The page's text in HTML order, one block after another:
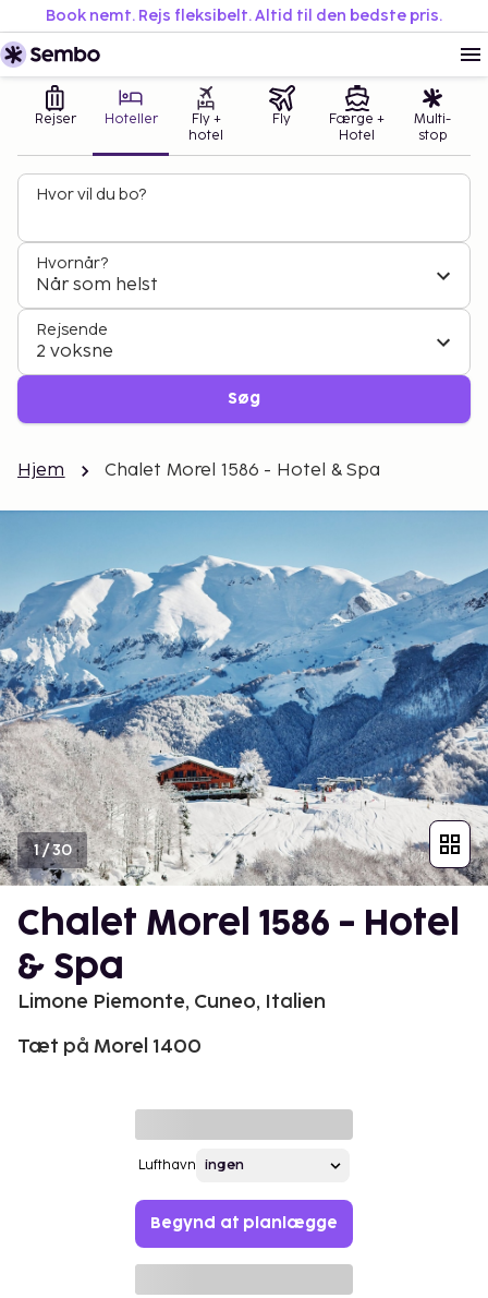
Book nemt. Rejs fleksibelt. Altid til den bedste pris.
Rejser Hoteller
Fly +
hotel
Fly
Færge +
Hotel
Multi-
stop
Hvor vil du bo?
Hvornår?
Når som helst
Rejsende
2 voksne
Søg
Hjem Chalet Morel 1586 - Hotel & Spa
1/30
Chalet Morel 1586 - Hotel
& Spa
Limone Piemonte, Cuneo, Italien
Tæt på Morel 1400
Lufthavn
Begynd at planlægge